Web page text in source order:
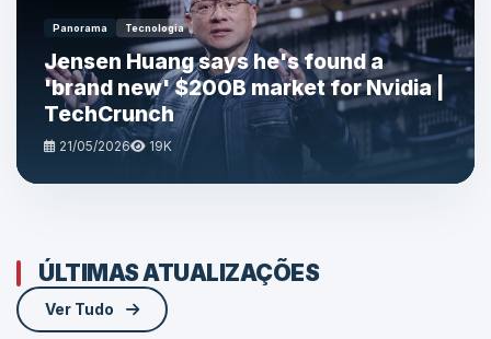
Panorama Tecnologia
Jensen Huang says he's found a
'brand new' $200B market for Nvidia |
TechCrunch
21/05/2026 19K
ÚLTIMAS ATUALIZAÇÕES
Ver Tudo